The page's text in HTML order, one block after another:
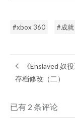
xbox 360 成就
《Enslaved 奴
存档修改（二）
已有 2 条评论